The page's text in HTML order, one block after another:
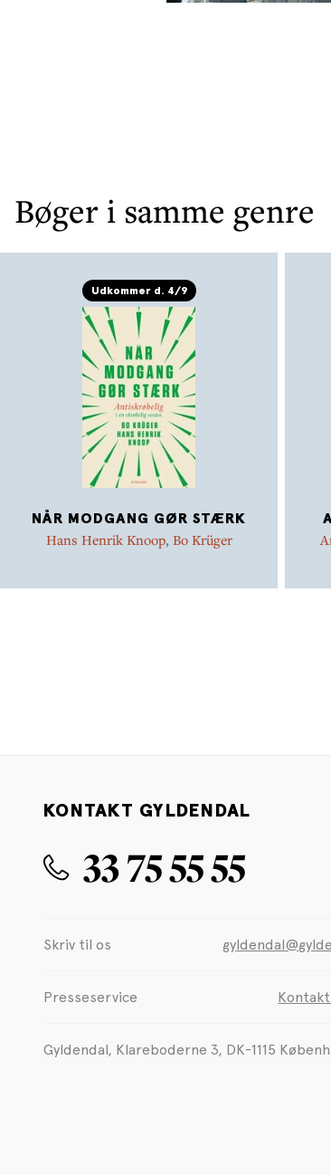
Bøger i samme genre
Udkommer d. 4/9
NÅR MODGANG GØR STÆRK
Hans Henrik Knoop, Bo Krüger
KONTAKT GYLDENDAL
33 75 55 55
Skriv til os
Presseservice
Gyldendal, Klareboderne 3, DK-1115